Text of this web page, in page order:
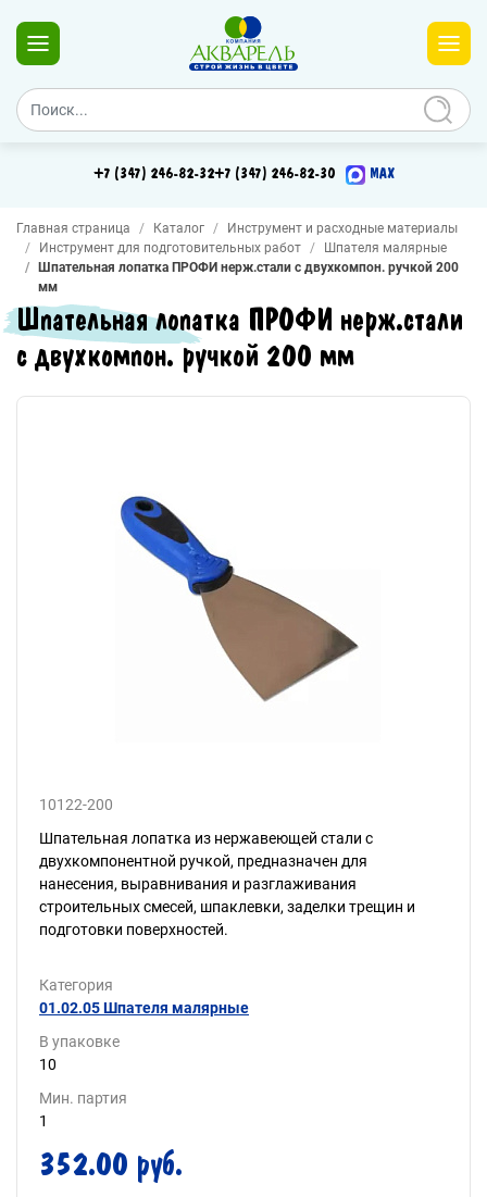
+7 (347) 246-82-32+7 (347) 246-82-30 MAX
Главная страница Каталог
Инструмент и расходные материалы
Инструмент для подготовительных работ
Шпателя малярные
Шпательная лопатка ПРОФИ нерж.стали с двухкомпон. ручкой 200
мм
Шпательная лопатка ПРОФИ нерж.стали
с двухкомпон. ручкой 200 мм
10122-200
Шпательная лопатка из нержавеющей стали с
двухкомпонентной ручкой, предназначен для
нанесения, выравнивания и разглаживания
строительных смесей, шпаклевки, заделки трещин и
подготовки поверхностей.
Категория
01.02.05 Шпателя малярные
В упаковке
10
Мин. партия
1
352.00 руб.